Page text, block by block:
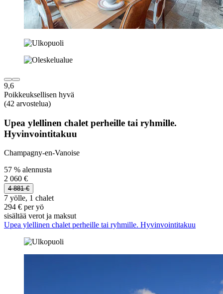
9,6
Poikkeuksellisen hyvä
(42 arvostelua)
Upea ylellinen chalet perheille tai ryhmille.
Hyvinvointitakuu
Champagny-en-Vanoise
57 % alennusta
2 060 €
4 881 €
7 yölle, 1 chalet
294 € per yö
sisältää verot ja maksut
Upea ylellinen chalet perheille tai ryhmille. Hyvinvointitakuu